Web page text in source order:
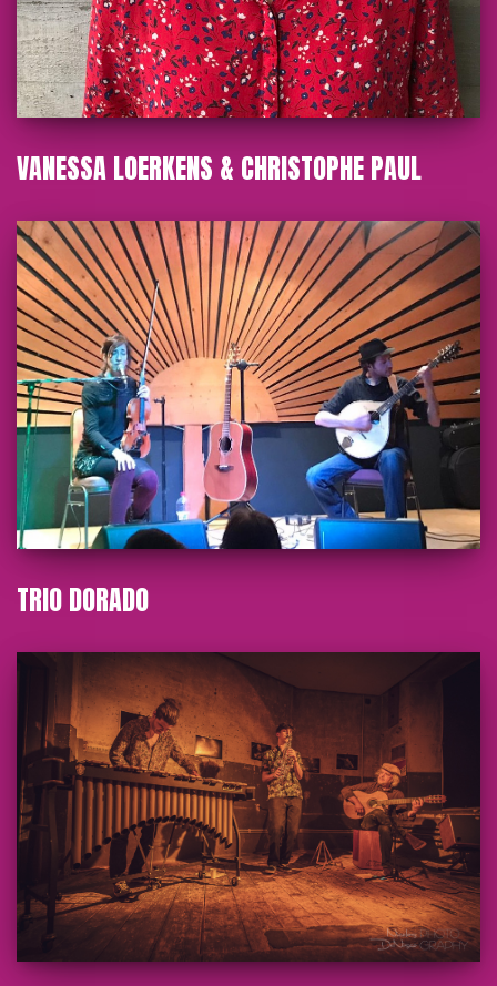
VANESSA LOERKENS & CHRISTOPHE PAUL
TRIO DORADO